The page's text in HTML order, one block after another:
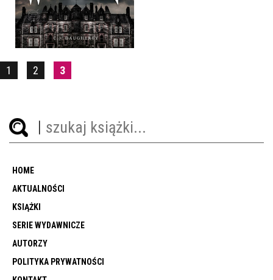
WYBRANI
1 2 3
HOME
AKTUALNOŚCI
KSIĄŻKI
SERIE WYDAWNICZE
AUTORZY
POLITYKA PRYWATNOŚCI